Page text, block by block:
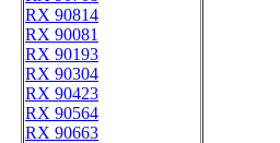
RX 90814
RX 90081
RX 90193
RX 90304
RX 90423
RX 90564
RX 90663